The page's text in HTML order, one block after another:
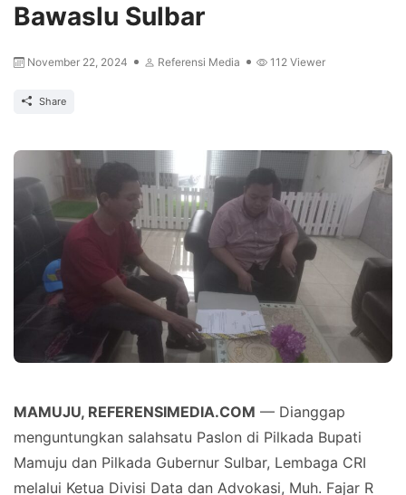
Bawaslu Sulbar
November 22, 2024 Referensi Media 112 Viewer
Share
MAMUJU, REFERENSIMEDIA.COM — Dianggap
menguntungkan salahsatu Paslon di Pilkada Bupati
Mamuju dan Pilkada Gubernur Sulbar, Lembaga CRI
melalui Ketua Divisi Data dan Advokasi, Muh. Fajar R